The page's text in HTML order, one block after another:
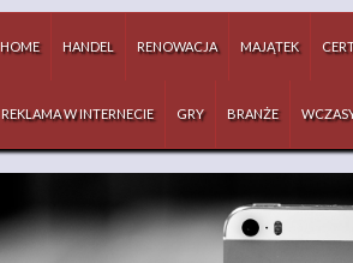
HOME HANDEL RENOWACJA MAJĄTEK
REKLAMA W INTERNECIE GRY BRANŻE